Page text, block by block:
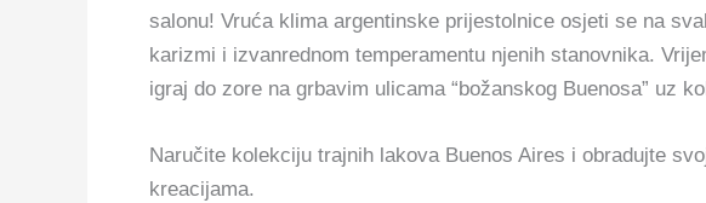
salonu! Vruća klima argentinske prijestolnice osjeti se na
karizmi i izvanrednom temperamentu njenih stanovnika.
igraj do zore na grbavim ulicama “božanskog Buenosa” uz
Naručite kolekciju trajnih lakova Buenos Aires i obradujte
kreacijama.